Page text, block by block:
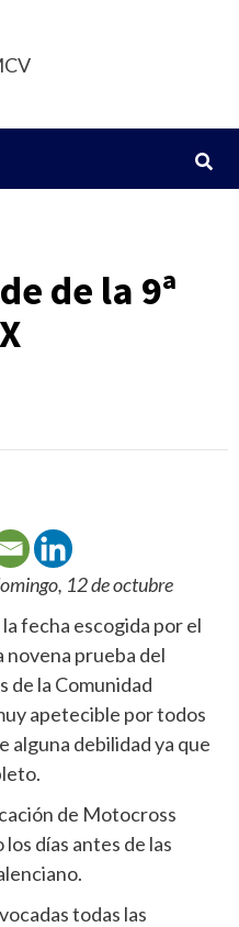
de la 9ª
12 de octubre
fecha escogida por el
novena prueba del
de la Comunidad
apetecible por todos
alguna debilidad ya que
de Motocross
días antes de las
todas las